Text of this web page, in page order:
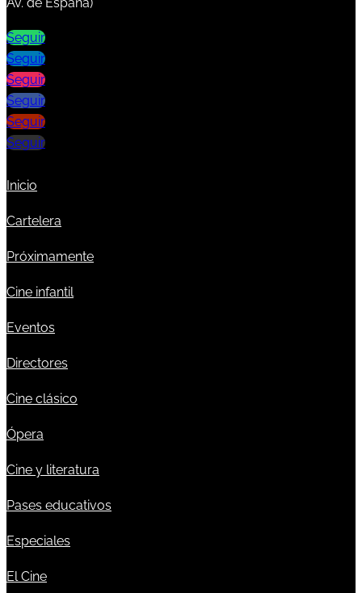
Seguir
Seguir
Seguir
Seguir
Seguir
Seguir
Inicio
Cartelera
Próximamente
Cine infantil
Eventos
Directores
Cine clásico
Ópera
Cine y literatura
Pases educativos
Especiales
El Cine